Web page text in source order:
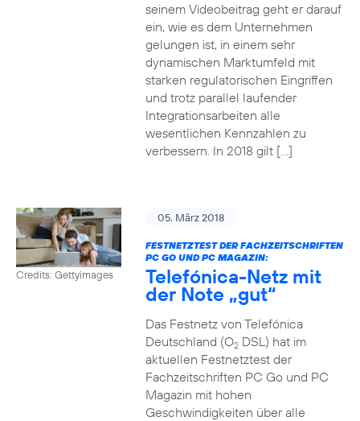
seinem Videobeitrag geht er darauf
ein, wie es dem Unternehmen
gelungen ist, in einem sehr
dynamischen Marktumfeld mit
starken regulatorischen Eingriffen
und trotz parallel laufender
Integrationsarbeiten alle
wesentlichen Kennzahlen zu
verbessern. In 2018 gilt […]
Credits: Gettyimages
05. März 2018
FESTNETZTEST DER FACHZEITSCHRIFTEN
PC GO UND PC MAGAZIN:
Telefónica-Netz mit
der Note „gut“
Das Festnetz von Telefónica
Deutschland (O2DSL) hat im
aktuellen Festnetztest der
Fachzeitschriften PC Go und PC
Magazin mit hohen
Geschwindigkeiten über alle